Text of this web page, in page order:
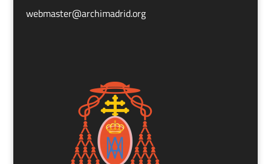
webmaster@archimadrid.org